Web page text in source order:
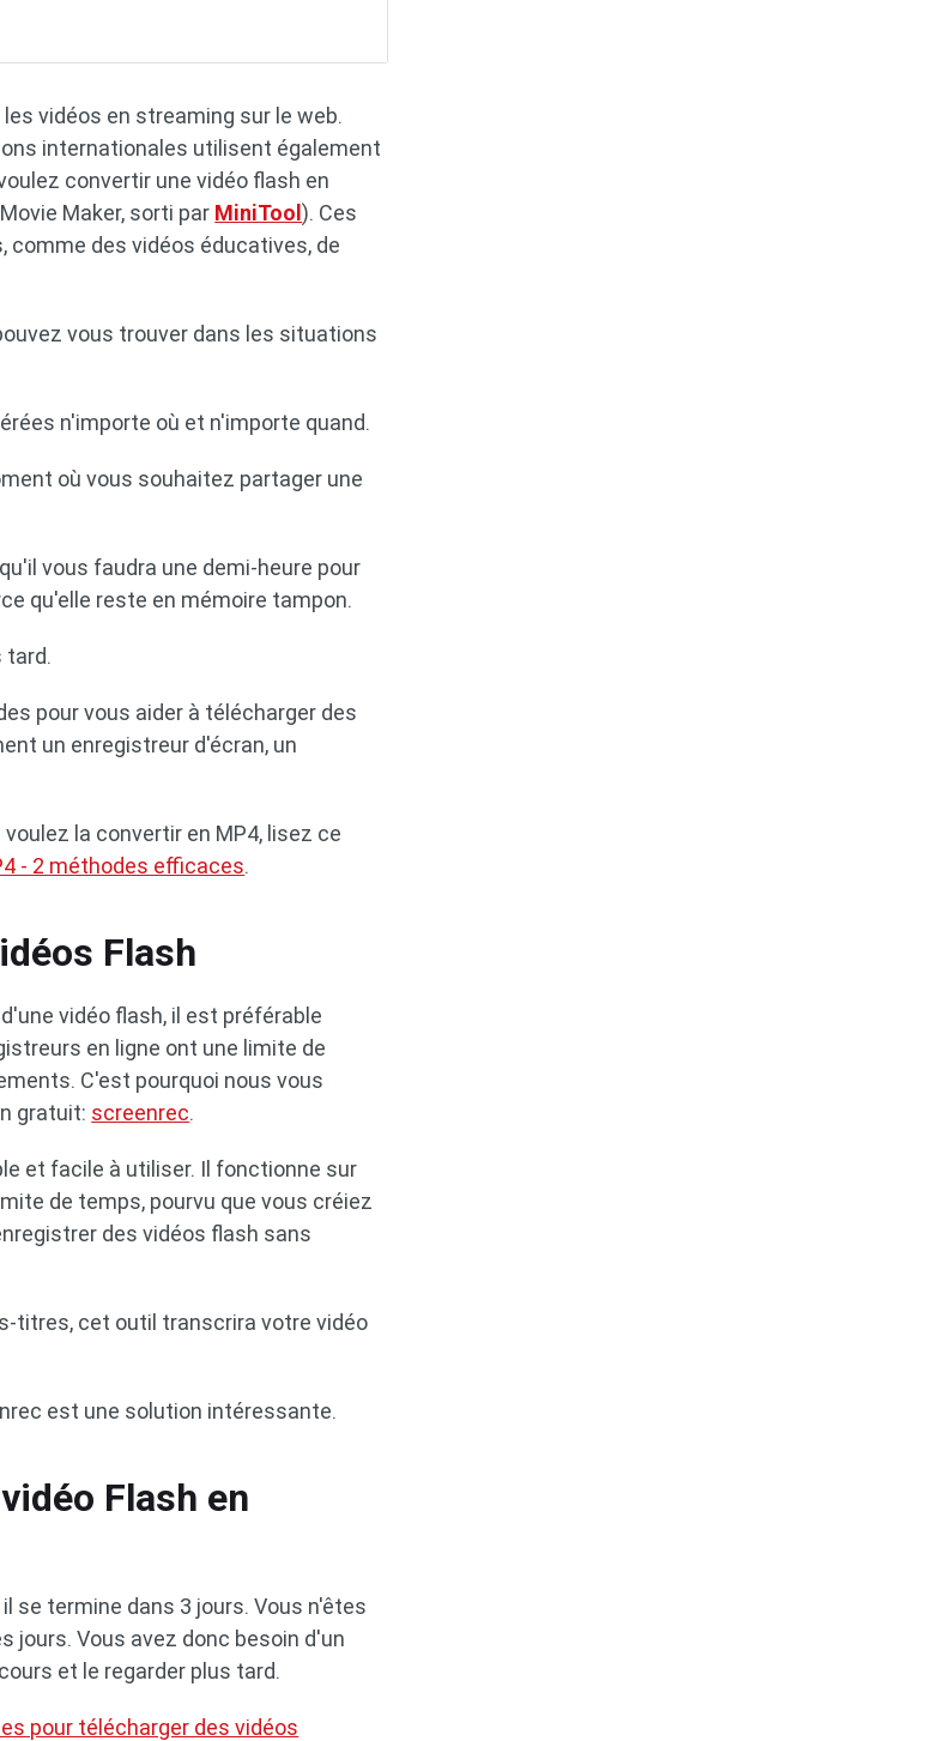
vidéos en streaming sur le web.
internationales utilisent également
convertir une vidéo flash en
Maker, sorti par MiniTool). Ces
des vidéos éducatives, de
vous trouver dans les situations
n'importe où et n'importe quand.
où vous souhaitez partager une
vous faudra une demi-heure pour
qu'elle reste en mémoire tampon.
tard.
pour vous aider à télécharger des
un enregistreur d'écran, un
la convertir en MP4, lisez ce
- 2 méthodes efficaces.
Flash
vidéo flash, il est préférable
en ligne ont une limite de
C'est pourquoi nous vous
gratuit: screenrec.
et facile à utiliser. Il fonctionne sur
de temps, pourvu que vous créiez
des vidéos flash sans
titres, cet outil transcrira votre vidéo
est une solution intéressante.
Flash en
se termine dans 3 jours. Vous n'êtes
jours. Vous avez donc besoin d'un
et le regarder plus tard.
pour télécharger des vidéos